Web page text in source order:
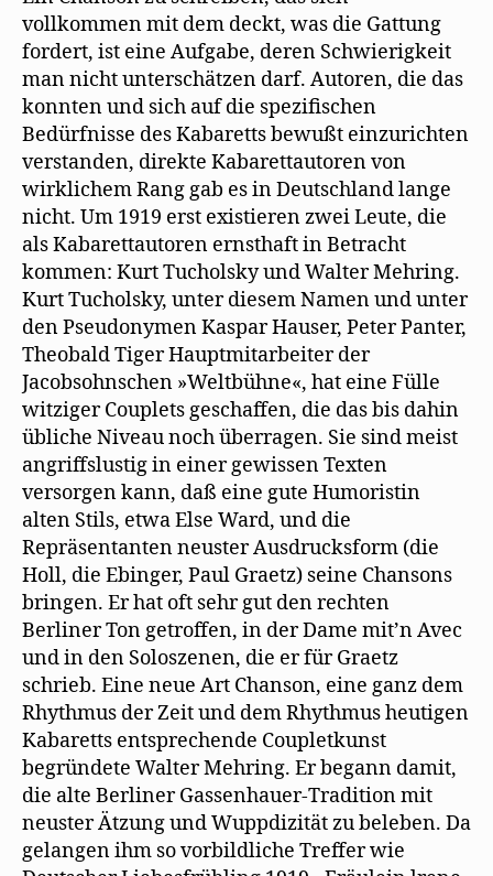
vollkommen mit dem deckt, was die Gattung
fordert, ist eine Aufgabe, deren Schwierigkeit
man nicht unterschätzen darf. Autoren, die das
konnten und sich auf die spezifischen
Bedürfnisse des Kabaretts bewußt einzurichten
verstanden, direkte Kabarettautoren von
wirklichem Rang gab es in Deutschland lange
nicht. Um 1919 erst existieren zwei Leute, die
als Kabarettautoren ernsthaft in Betracht
kommen: Kurt Tucholsky und Walter Mehring.
Kurt Tucholsky, unter diesem Namen und unter
den Pseudonymen Kaspar Hauser, Peter Panter,
Theobald Tiger Hauptmitarbeiter der
Jacobsohnschen »Weltbühne«, hat eine Fülle
witziger Couplets geschaffen, die das bis dahin
übliche Niveau noch überragen. Sie sind meist
angriffslustig in einer gewissen Texten
versorgen kann, daß eine gute Humoristin
alten Stils, etwa Else Ward, und die
Repräsentanten neuster Ausdrucksform (die
Holl, die Ebinger, Paul Graetz) seine Chansons
bringen. Er hat oft sehr gut den rechten
Berliner Ton getroffen, in der Dame mit’n Avec
und in den Soloszenen, die er für Graetz
schrieb. Eine neue Art Chanson, eine ganz dem
Rhythmus der Zeit und dem Rhythmus heutigen
Kabaretts entsprechende Coupletkunst
begründete Walter Mehring. Er begann damit,
die alte Berliner Gassenhauer-Tradition mit
neuster Ätzung und Wuppdizität zu beleben. Da
gelangen ihm so vorbildliche Treffer wie